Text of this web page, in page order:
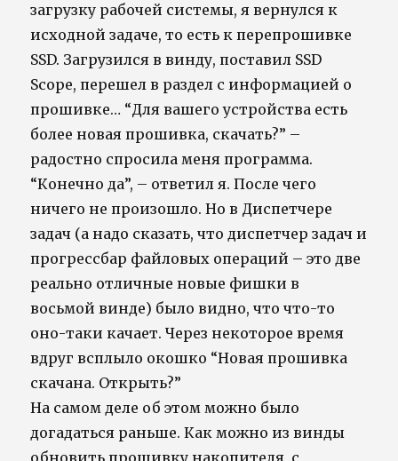
загрузку рабочей системы, я вернулся к
исходной задаче, то есть к перепрошивке
SSD. Загрузился в винду, поставил SSD
Scope, перешел в раздел с информацией о
прошивке… “Для вашего устройства есть
более новая прошивка, скачать?” –
радостно спросила меня программа.
“Конечно да”, – ответил я. После чего
ничего не произошло. Но в Диспетчере
задач (а надо сказать, что диспетчер задач и
прогрессбар файловых операций – это две
реально отличные новые фишки в
восьмой винде) было видно, что что-то
оно-таки качает. Через некоторое время
вдруг всплыло окошко “Новая прошивка
скачана. Открыть?”
На самом деле об этом можно было
догадаться раньше. Как можно из винды